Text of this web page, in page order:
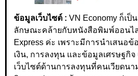
ข้อมูลเว็บไซต์ : VN Economy ก็เป็
ลักษณะคล้ายกับหนังสือพิมพ์ออนไ
Express ค่ะ เพราะมีการนำเสนอ
เงิน, การลงทุน และข้อมูลเศรษฐกิ
เว็บไซต์ด้านการลงทุนที่คนเวียดน